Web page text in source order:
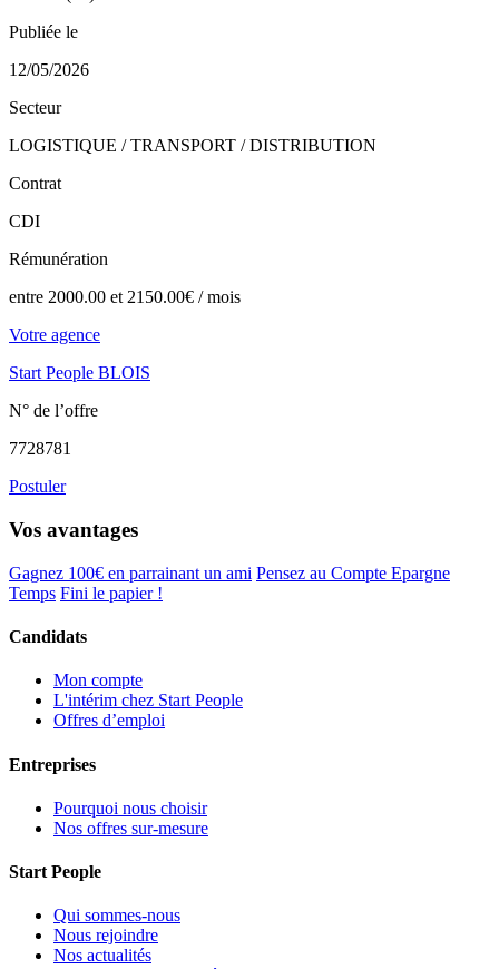
Publiée le
12/05/2026
Secteur
LOGISTIQUE / TRANSPORT / DISTRIBUTION
Contrat
CDI
Rémunération
entre 2000.00 et 2150.00€ / mois
Votre agence
Start People BLOIS
N° de l’offre
7728781
Postuler
Vos avantages
Gagnez 100€ en parrainant un ami Pensez au Compte Epargne
Temps Fini le papier !
Candidats
Mon compte
L'intérim chez Start People
Offres d’emploi
Entreprises
Pourquoi nous choisir
Nos offres sur-mesure
Start People
Qui sommes-nous
Nous rejoindre
Nos actualités